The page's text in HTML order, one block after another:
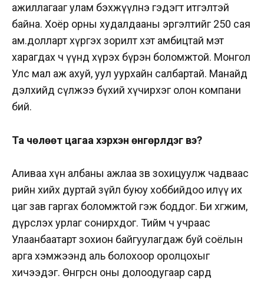
ажиллагааг улам бэхжүүлнэ гэдэгт итгэлтэй
байна. Хоёр орны худалдааны эргэлтийг 250 сая
ам.долларт хүргэх зорилт хэт амбицтай мэт
харагдах ч үүнд хүрэх бүрэн боломжтой. Монгол
Улс мал аж ахуй, уул уурхайн салбартай. Манайд
дэлхийд сүлжээ бүхий хүчирхэг олон компани
бий.
Та чөлөөт цагаа хэрхэн өнгөрүүлдэг вэ?
Аливаа хүн албаны ажлаа зөв зохицуулж чадваас
өөрийн хийх дуртай зүйл буюу хоббийдоо илүү их
цаг зав гаргах боломжтой гэж боддог. Би хөгжим,
дүрслэх урлаг сонирхдог. Тийм ч учраас
Улаанбаатарт зохион байгуулагдаж буй соёлын
арга хэмжээнд аль болохоор оролцохыг
хичээдэг. Өнгөрсөн оны долоодугаар сард